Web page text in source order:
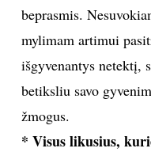
beprasmis.
mylimam artimui
išgyvenantys netektį,
betiksliu savo
žmogus.
* Visus likusius,